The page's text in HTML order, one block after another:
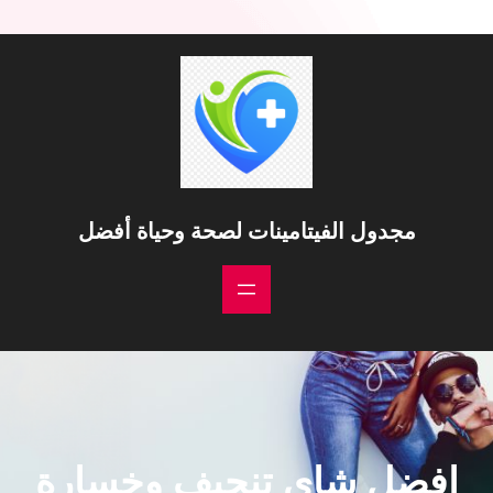
مجدول الفيتامينات لصحة وحياة أفضل
افضل شاي تنحيف وخسارة